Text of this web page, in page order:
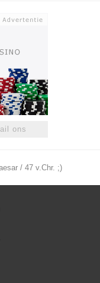
ons
/ 47 v.Chr. ;)